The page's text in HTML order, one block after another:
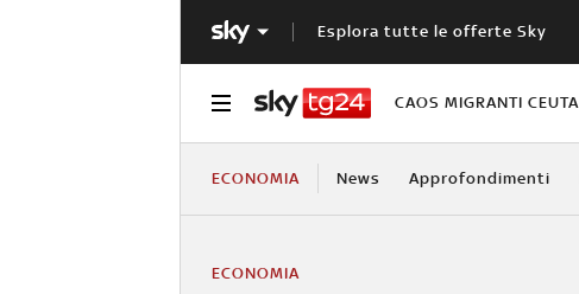
Esplora tutte le offerte Sky
CAOS MIGRANTI CEUTA
ECONOMIA News Approfondimenti
ECONOMIA